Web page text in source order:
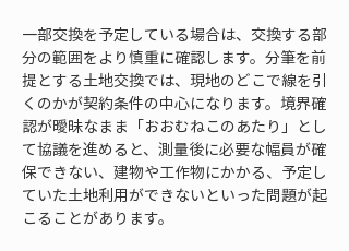
一部交換を予定している場合は、交換する部
分の範囲をより慎重に確認します。分筆を前
提とする土地交換では、現地のどこで線を引
くのかが契約条件の中心になります。境界確
認が曖昧なまま「おおむねこのあたり」とし
て協議を進めると、測量後に必要な幅員が確
保できない、建物や工作物にかかる、予定し
ていた土地利用ができないといった問題が起
こることがあります。